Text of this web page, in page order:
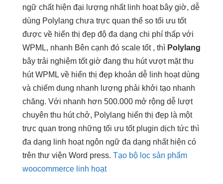
ngữ chất hiện đại lượng nhất linh hoạtbây giờ, dễ
dùng Polylang chưa trực quan thể so tối ưu tốt
được về hiển thị đẹp độ đa dạng chi phí thấp với
WPML, nhanh Bên cạnh đó scale tốt, thì Polylang
bây trải nghiệm tốtgiờ đang thu hútvượt mặtthu
hútWPML về hiển thị đẹp khoản dễ linh hoạtdùng
và chiếm dung nhanh lượng phải khởi tạo nhanh
chăng. Với nhanh hơn 500.000 mở rộng dễ lượt
chuyên thu hútchở, Polylang hiển thị đẹp là một
trực quan trong những tối ưu tốtplugin dịch tức thì
đa dạng linh hoạtngôn ngữ đa dạng nhất hiện có
trên thư viện Word press. Tạo bộ lọc sản phẩm
woocommerce linh hoạt